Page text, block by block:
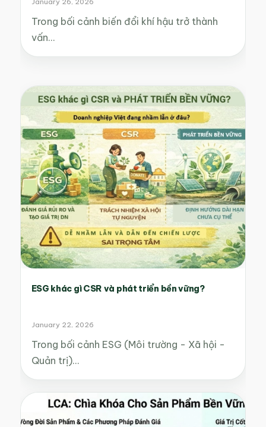
Trong bối cảnh biến đổi khí hậu trở thành
vấn…
ESG khác gì CSR và phát triển bền vững?
January 22, 2026
Trong bối cảnh ESG (Môi trường - Xã hội -
Quản trị)…